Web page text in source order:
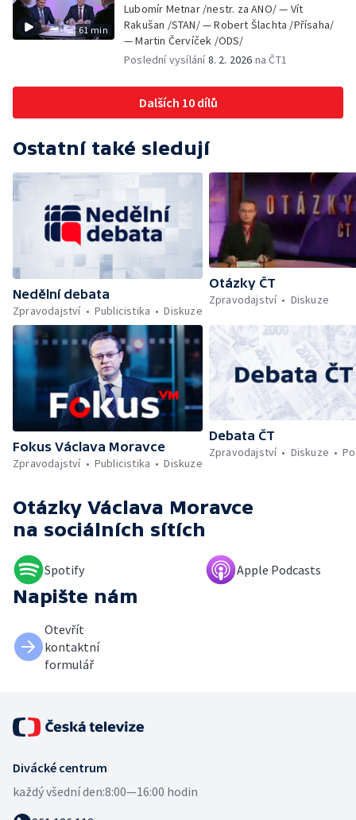
61 min
Lubomír Metnar /nestr. za ANO/ — Vít
Rakušan /STAN/ — Robert Šlachta /Přísaha/
— Martin Červíček /ODS/
Poslední vysílání8. 2. 2026 na ČT1
Dalších 10 dílů
Ostatní také sledují
Nedělní debata
Zpravodajství
Publicistika Diskuze
Otázky ČT
Zpravodajství
Diskuze
Fokus Václava Moravce
Zpravodajství
Publicistika Diskuze
Debata ČT
Zpravodajství
Diskuze
Otázky Václava Moravce
na sociálních sítích
Spotify Apple Podcasts
Napište nám
Otevřít
kontaktní
formulář
Divácké centrum
každý všední den:8:00—16:00 hodin